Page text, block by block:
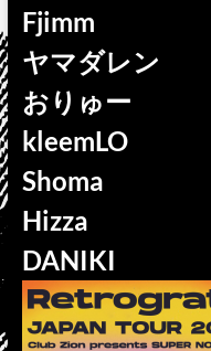
Fjimm
ヤマダレン
おりゅー
kleemLO
Shoma
Hizza
DANIKI